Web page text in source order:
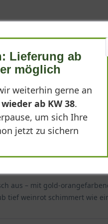
kräftiger Wuchs,
Lieferung und
aus – mit gold-
tief weinrot schimmert wie
Lieferung ab
möglich
weiterhin gerne an
wieder ab KW 38.
um sich Ihre
jetzt zu sichern